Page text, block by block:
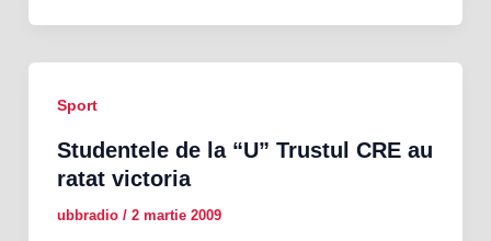
Sport
Studentele de la “U” Trustul CRE au
ratat victoria
ubbradio / 2 martie 2009